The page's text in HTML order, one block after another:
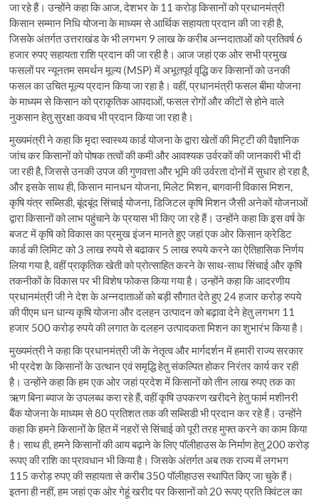
जा रहे हैं। उन्होंने कहा कि आज, देशभर के 11 करोड़ किसानों को प्रधानमंत्री
किसान सम्मान निधि योजना के माध्यम से आर्थिक सहायता प्रदान की जा रही है,
जिसके अंतर्गत उत्तराखंड के भी लगभग 9 लाख के करीब अन्नदाताओं को प्रतिवर्ष 6
हजार रुपए सहायता राशि प्रदान की जा रही है। आज जहां एक ओर सभी प्रमुख
फसलों पर न्यूनतम समर्थन मूल्य (MSP) में अभूतपूर्व वृद्धि कर किसानों को उनकी
फसल का उचित मूल्य प्रदान किया जा रहा है। वहीं, प्रधानमंत्री फसल बीमा योजना
के माध्यम से किसान को प्राकृतिक आपदाओं, फसल रोगों और कीटों से होने वाले
नुकसान हेतु सुरक्षा कवच भी प्रदान किया जा रहा है।
मुख्यमंत्री ने कहा कि मृदा स्वास्थ्य कार्ड योजना के द्वारा खेतों की मिट्टी की वैज्ञानिक
जांच कर किसानों को पोषक तत्वों की कमी और आवश्यक उर्वरकों की जानकारी भी दी
जा रही है, जिससे उनकी उपज की गुणवत्ता और भूमि की उर्वरता दोनों में सुधार हो रहा है,
और इसके साथ ही, किसान मानधन योजना, मिलेट मिशन, बागवानी विकास मिशन,
कृषि यंत्र सब्सिडी, बूंदबूंद सिंचाई योजना, डिजिटल कृषि मिशन जैसी अनेकों योजनाओं
द्वारा किसानों को लाभ पहुंचाने के प्रयास भी किए जा रहे हैं। उन्होंने कहा कि इस वर्ष के
बजट में कृषि को विकास का प्रमुख इंजन मानते हुए जहां एक ओर किसान क्रेडिट
कार्ड की लिमिट को 3 लाख रुपये से बढाकर 5 लाख रुपये करने का ऐतिहासिक निर्णय
लिया गया है, वहीं प्राकृतिक खेती को प्रोत्साहित करने के साथ-साथ सिंचाई और कृषि
तकनीकों के विकास पर भी विशेष फोकस किया गया है। उन्होंने कहा कि आदरणीय
प्रधानमंत्री जी ने देश के अन्नदाताओं को बड़ी सौगात देते हुए 24 हजार करोड़ रुपये
की पीएम धन धान्य कृषि योजना और दलहन उत्पादन को बढ़ावा देने हेतु लगभग 11
हजार 500 करोड़ रुपये की लगात के दलहन उत्पादकता मिशन का शुभारंभ किया है।
मुख्यमंत्री ने कहा कि प्रधानमंत्री जी के नेतृत्व और मार्गदर्शन में हमारी राज्य सरकार
भी प्रदेश के किसानों के उत्थान एवं समृद्धि हेतु संकल्पित होकर निरंतर कार्य कर रही
है। उन्होंने कहा कि हम एक ओर जहां प्रदेश में किसानों को तीन लाख रुपए तक का
ऋण बिना ब्याज के उपलब्ध करा रहे हैं, वहीं कृषि उपकरण खरीदने हेतु फार्म मशीनरी
बैंक योजना के माध्यम से 80 प्रतिशत तक की सब्सिडी भी प्रदान कर रहे हैं। उन्होंने
कहा कि हमने किसानों के हित में नहरों से सिंचाई को पूरी तरह मुफ्त करने का काम किया
है। साथ ही, हमने किसानों की आय बढ़ाने के लिए पॉलीहाउस के निर्माण हेतु 200 करोड़
रूपए की राशि का प्रावधान भी किया है। जिसके अंतर्गत अब तक राज्य में लगभग
115 करोड़ रुपए की सहायता से करीब 350 पॉलीहाउस स्थापित किए जा चुके हैं।
इतना ही नहीं, हम जहां एक ओर गेहूं खरीद पर किसानों को 20 रूपए प्रति क्विंटल का